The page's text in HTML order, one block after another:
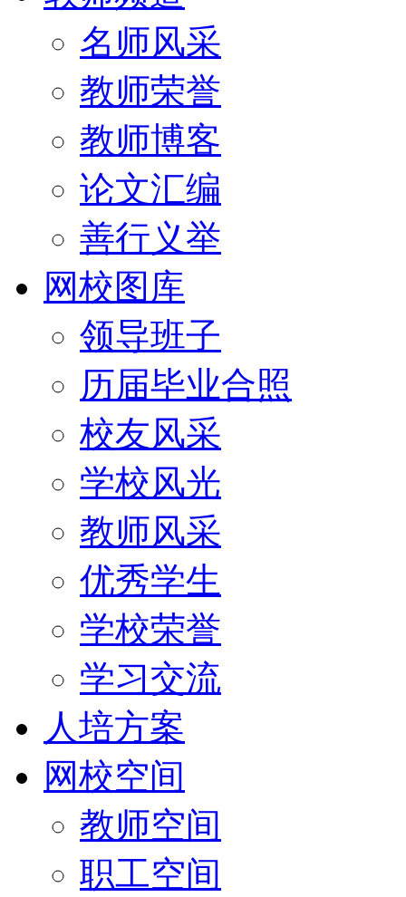
名师风采
教师荣誉
教师博客
论文汇编
善行义举
网校图库
领导班子
历届毕业合照
校友风采
学校风光
教师风采
优秀学生
学校荣誉
学习交流
人培方案
网校空间
教师空间
职工空间